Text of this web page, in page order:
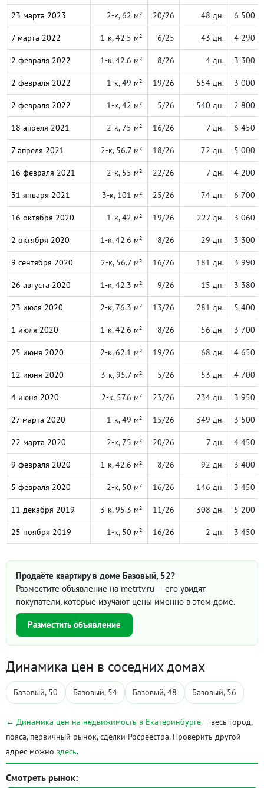
23 марта 2023 2-к, 62 м² 20/26 48 дн. 6 500
7 марта 2022 1-к, 42.5 м² 6/25 43 дн. 4 290
2 февраля 2022 1-к, 42.6 м² 8/26 4 дн. 3 300
2 февраля 2022 1-к, 49 м² 19/26 554 дн. 3 000
2 февраля 2022 1-к, 42 м² 5/26 540 дн. 2 800
18 апреля 2021 2-к, 75 м² 16/26 7 дн. 6 450
7 апреля 2021 2-к, 56.7 м² 18/26 72 дн. 5 000
16 февраля 2021 2-к, 55 м² 22/26 7 дн. 4 200
31 января 2021 3-к, 101 м² 25/26 74 дн. 6 700
16 октября 2020 1-к, 42 м² 19/26 227 дн. 3 060
2 октября 2020 1-к, 42.6 м² 8/26 29 дн. 3 300
9 сентября 2020 2-к, 56.7 м² 16/26 181 дн. 3 990
26 августа 2020 1-к, 42.3 м² 9/26 15 дн. 3 380
23 июля 2020 2-к, 76.3 м² 13/26 281 дн. 5 400
1 июля 2020 1-к, 42.6 м² 8/26 56 дн. 3 700
25 июня 2020 2-к, 62.1 м² 19/26 68 дн. 4 650
12 июня 2020 3-к, 95.7 м² 5/26 53 дн. 4 700
4 июня 2020 2-к, 57.6 м² 23/26 234 дн. 3 950
27 марта 2020 1-к, 49 м² 15/26 349 дн. 3 500
22 марта 2020 2-к, 75 м² 20/26 7 дн. 4 450
9 февраля 2020 1-к, 42.6 м² 8/26 92 дн. 3 400
5 февраля 2020 2-к, 50 м² 16/26 146 дн. 3 450
11 декабря 2019 3-к, 95.3 м² 11/26 308 дн. 5 200
25 ноября 2019 1-к, 50 м² 16/26 2 дн. 3 450
Продаёте квартиру в доме Базовый, 52?
Разместите объявление на metrtv.ru — его увидят
покупатели, которые изучают цены именно в этом доме.
Разместить объявление
Динамика цен в соседних домах
Базовый, 50 Базовый, 54 Базовый, 48 Базовый, 56
← Динамика цен на недвижимость в Екатеринбурге — весь город,
пояса, первичный рынок, сделки Росреестра. Проверить другой
адрес можно здесь.
Смотреть рынок: